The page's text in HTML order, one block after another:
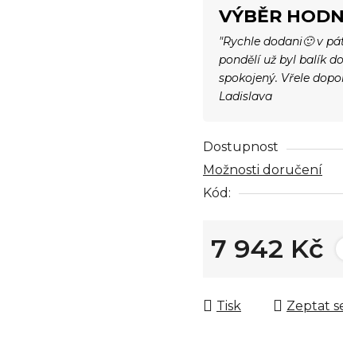
hvězdiček.
VÝBĚR
"Rychle dodani🙂 v
pondělí už byl balík
spokojený. Vřele
Ladislava
Dostupnost
Možnosti doručení
Kód:
7 942 Kč
Tisk Zeptat